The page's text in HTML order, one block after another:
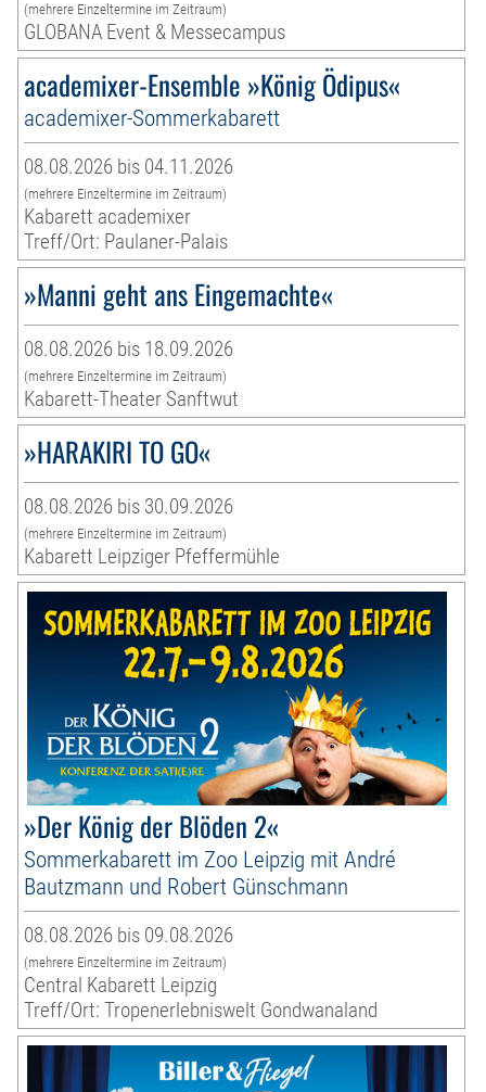
(mehrere Einzeltermine im Zeitraum)
GLOBANA Event & Messecampus
academixer-Ensemble »König Ödipus«
academixer-Sommerkabarett
08.08.2026 bis 04.11.2026
(mehrere Einzeltermine im Zeitraum)
Kabarett academixer
Treff/Ort: Paulaner-Palais
»Manni geht ans Eingemachte«
08.08.2026 bis 18.09.2026
(mehrere Einzeltermine im Zeitraum)
Kabarett-Theater Sanftwut
»HARAKIRI TO GO«
08.08.2026 bis 30.09.2026
(mehrere Einzeltermine im Zeitraum)
Kabarett Leipziger Pfeffermühle
»Der König der Blöden 2«
Sommerkabarett im Zoo Leipzig mit André
Bautzmann und Robert Günschmann
08.08.2026 bis 09.08.2026
(mehrere Einzeltermine im Zeitraum)
Central Kabarett Leipzig
Treff/Ort: Tropenerlebniswelt Gondwanaland